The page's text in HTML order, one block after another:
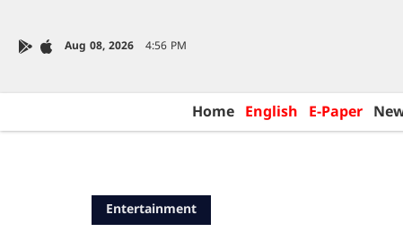
Aug 08, 2026 4:56 PM
Home English E-Paper
Entertainment